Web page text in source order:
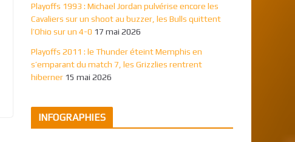
Playoffs 1993 : Michael Jordan pulvérise encore les
Cavaliers sur un shoot au buzzer, les Bulls quittent
l’Ohio sur un 4-0 17 mai 2026
Playoffs 2011 : le Thunder éteint Memphis en
s’emparant du match 7, les Grizzlies rentrent
hiberner 15 mai 2026
INFOGRAPHIES